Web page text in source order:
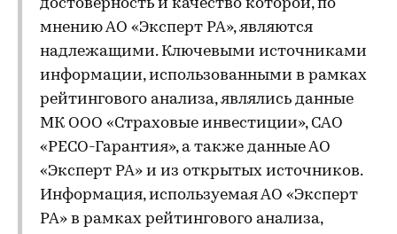
достоверность и качество которой, по
мнению АО «Эксперт РА», являются
надлежащими. Ключевыми источниками
информации, использованными в рамках
рейтингового анализа, являлись данные
МК ООО «Страховые инвестиции», САО
«РЕСО-Гарантия», а также данные АО
«Эксперт РА» и из открытых источников.
Информация, используемая АО «Эксперт
РА» в рамках рейтингового анализа,